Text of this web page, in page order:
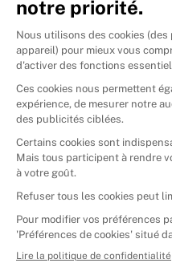
🇩🇪Allemagne
🇮🇹 Italie